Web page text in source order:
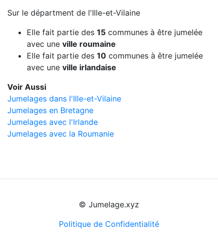
Sur le départment de l'Ille-et-Vilaine
Elle fait partie des 15 communes à être jumelée
avec une ville roumaine
Elle fait partie des 10 communes à être jumelée
avec une ville irlandaise
Voir Aussi
Jumelages dans l'Ille-et-Vilaine
Jumelages en Bretagne
Jumelages avec l'Irlande
Jumelages avec la Roumanie
© Jumelage.xyz
Politique de Confidentialité